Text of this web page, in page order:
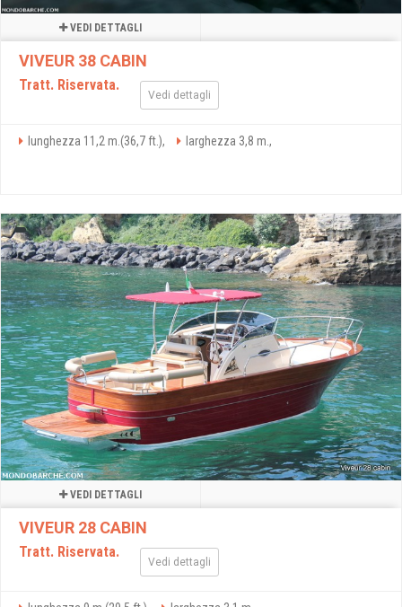
VEDI DETTAGLI
VIVEUR 38 CABIN
Tratt. Riservata.
Vedi dettagli
lunghezza 11,2 m.(36,7 ft.), larghezza 3,8 m.,
VEDI DETTAGLI
VIVEUR 28 CABIN
Tratt. Riservata.
Vedi dettagli